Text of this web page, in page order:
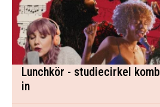
Lunchkör - studiecirkel
in